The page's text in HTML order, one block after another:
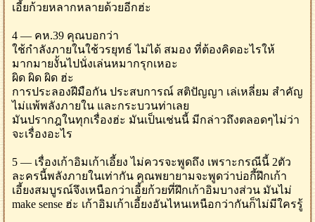
เอี้ยก้วยหลากหลายด้วยอีกฮ่ะ
4 — คห.39 คุณบอกว่า
ใช้กำลังภายในใช้วรยุทธ์ ไม่ได้ สมอง ที่ต้องคิดอะไรให้
มากมายงั้นไปนั่งเล่นหมากรุกเหอะ
ผิด ผิด ผิด ฮ่ะ
การประลองฝีมือกัน ประสบการณ์ สติปัญญา เล่เหลี่ยม สำคัญ
ไม่แพ้พลังภายใน และกระบวนท่าเลย
มันปรากฎในทุกเรื่องฮ่ะ มันเป็นเช่นนี้ มีกล่าวถึงตลอดๆไม่ว่า
จะเรื่องอะไร
5 — เรื่องเก้าอิมเก้าเอี้ยง ไม่ควรจะพูดถึง เพราะกรณีนี้ 2ตัว
ละครนี้พลังภายในเท่ากัน คุณพยายามจะพูดว่าบ่อกี้ฝึกเก้า
เอี้ยงสมบูรณ์จึงเหนือกว่าเอี้ยก้วยที่ฝึกเก้าอิมบางส่วน มันไม่
make sense ฮ่ะ เก้าอิมเก้าเอี้ยงอันไหนเหนือกว่ากันก็ไม่มีใครรู้